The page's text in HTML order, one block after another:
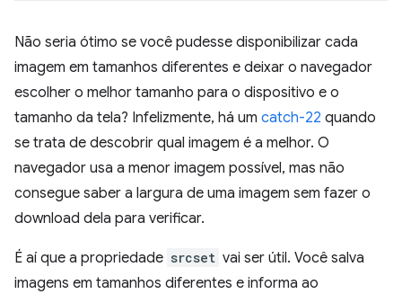
Não seria ótimo se você pudesse disponibilizar cada
imagem em tamanhos diferentes e deixar o navegador
escolher o melhor tamanho para o dispositivo e o
tamanho da tela? Infelizmente, há um catch-22 quando
se trata de descobrir qual imagem é a melhor. O
navegador usa a menor imagem possível, mas não
consegue saber a largura de uma imagem sem fazer o
download dela para verificar.
É aí que a propriedade srcset vai ser útil. Você salva
imagens em tamanhos diferentes e informa ao